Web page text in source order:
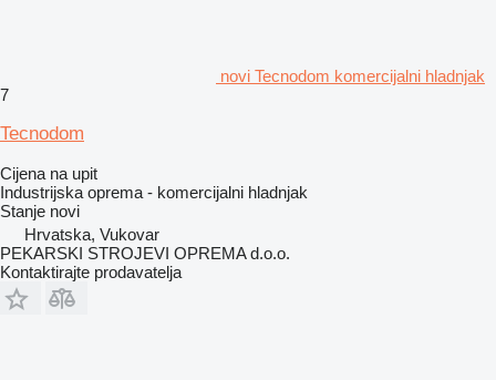
novi Tecnodom komercijalni hladnjak
7
Tecnodom
Cijena na upit
Industrijska oprema - komercijalni hladnjak
Stanje novi
Hrvatska, Vukovar
PEKARSKI STROJEVI OPREMA d.o.o.
Kontaktirajte prodavatelja